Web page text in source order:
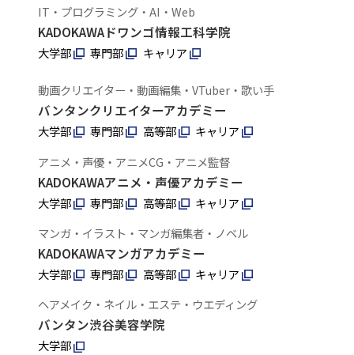
IT・プログラミング・AI・Web
KADOKAWAドワンゴ情報工科学院
大学部 専門部 キャリア
動画クリエイター・動画編集・VTuber・歌い手
バンタンクリエイターアカデミー
大学部 専門部 高等部
キャリア
アニメ・声優・アニメCG・アニメ監督
KADOKAWAアニメ・声優アカデミー
大学部 専門部 高等部
キャリア
マンガ・イラスト・マンガ編集者・ノベル
KADOKAWAマンガアカデミー
大学部 専門部 高等部
キャリア
ヘアメイク・ネイル・エステ・ウエディング
バンタン渋谷美容学院
大学部